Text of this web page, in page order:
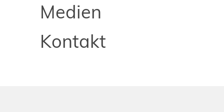
Medien
Kontakt